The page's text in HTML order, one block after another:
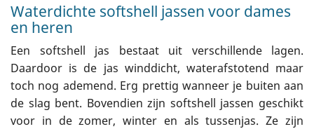
Waterdichte softshell jassen voor dames
en heren
Een softshell jas bestaat uit verschillende lagen.
Daardoor is de jas winddicht, waterafstotend maar
toch nog ademend. Erg prettig wanneer je buiten aan
de slag bent. Bovendien zijn softshell jassen geschikt
voor in de zomer, winter en als tussenjas. Ze zijn